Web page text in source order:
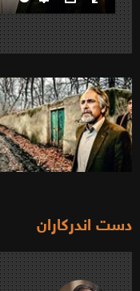
Settings
PIP Enter
دست اندرکاران